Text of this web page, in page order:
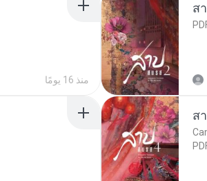
منذ 16 يومًا
ส
ส